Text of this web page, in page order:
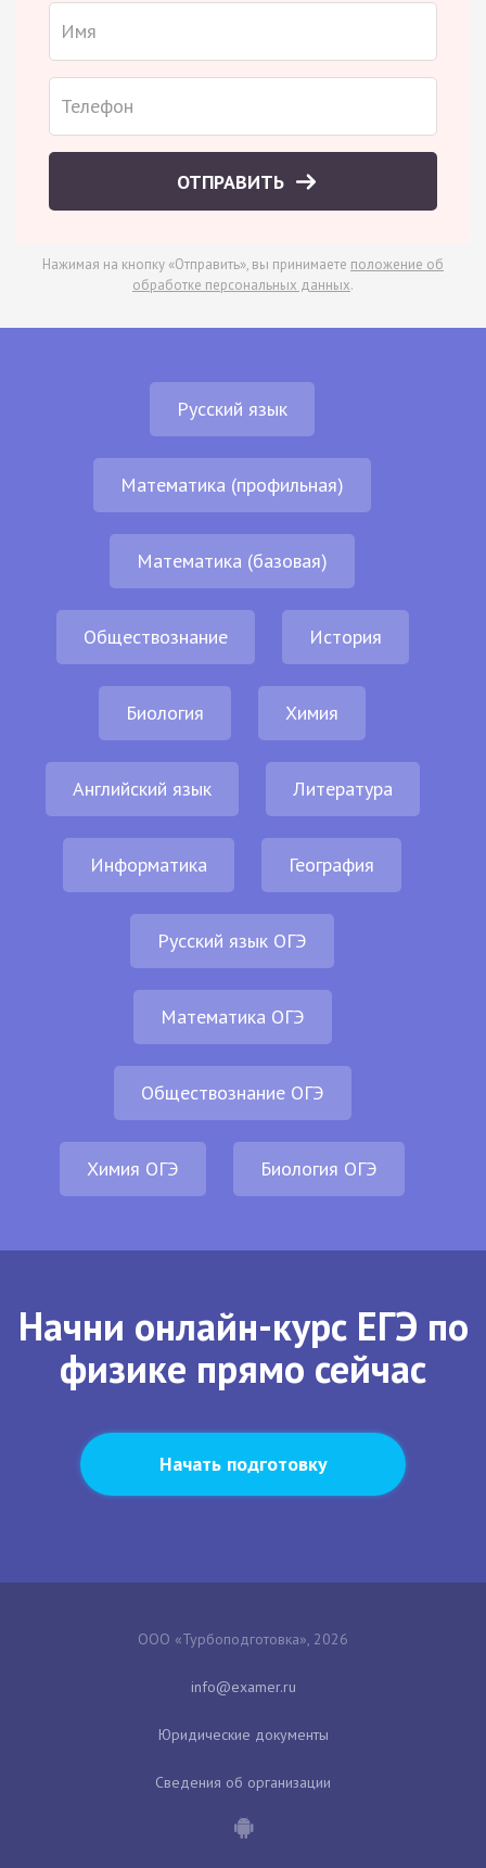
ОТПРАВИТЬ
Нажимая на кнопку «Отправить», вы принимаете положение об
обработке персональных данных.
Русский язык
Математика (профильная)
Математика (базовая)
Обществознание История
Биология Химия
Английский язык Литература
Информатика География
Русский язык ОГЭ
Математика ОГЭ
Обществознание ОГЭ
Химия ОГЭ Биология ОГЭ
Начни онлайн-курс ЕГЭ по
физике прямо сейчас
Начать подготовку
ООО «Турбоподготовка», 2026
Юридические документы
Сведения об организации